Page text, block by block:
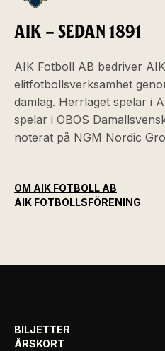
AIK – SEDAN 1891
AIK Fotboll AB bedriver
elitfotbollsverksamhet
damlag. Herrlaget spelar i
spelar i OBOS
noterat på NGM Nordic
OM AIK FOTBOLL AB
AIK FOTBOLLSFÖRENING
BILJETTER
ÅRSKORT